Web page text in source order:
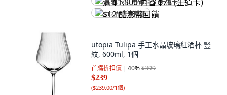
满 $1,500 再省 $75 (王道卡)
$12 酷澎幣回饋
utopia Tulipa 手工水晶玻璃紅酒杯 豎
紋, 600ml, 1個
首購折扣價 40%$399
$239
($239.00/1個)